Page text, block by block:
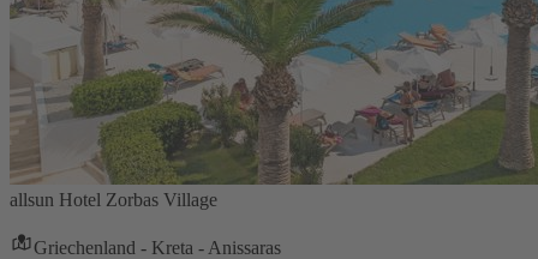
allsun Hotel Zorbas Village
Griechenland - Kreta - Anissaras